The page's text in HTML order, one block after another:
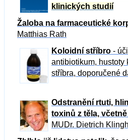
klinických studií
Žaloba na farmaceutické
Matthias Rath
Koloidní stříbro-
antibiotikum, hustoty
stříbra, doporučené
Odstranění rtuti,
toxinů z těla,
MUDr. Dietrich